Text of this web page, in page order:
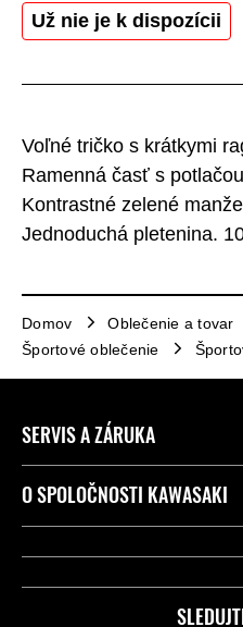
Voľné tričko s krátkymi
Ramenná časť s
Kontrastné zelené
Jednoduchá pletenina.
Už nie je k dispozícii
Domov Oblečenie a tovar
Športové oblečenie
SERVIS A ZÁRUKA
Kontaktujte nás
Legálny
O SPOLOČNOSTI KAWASAKI
Spoločnosť